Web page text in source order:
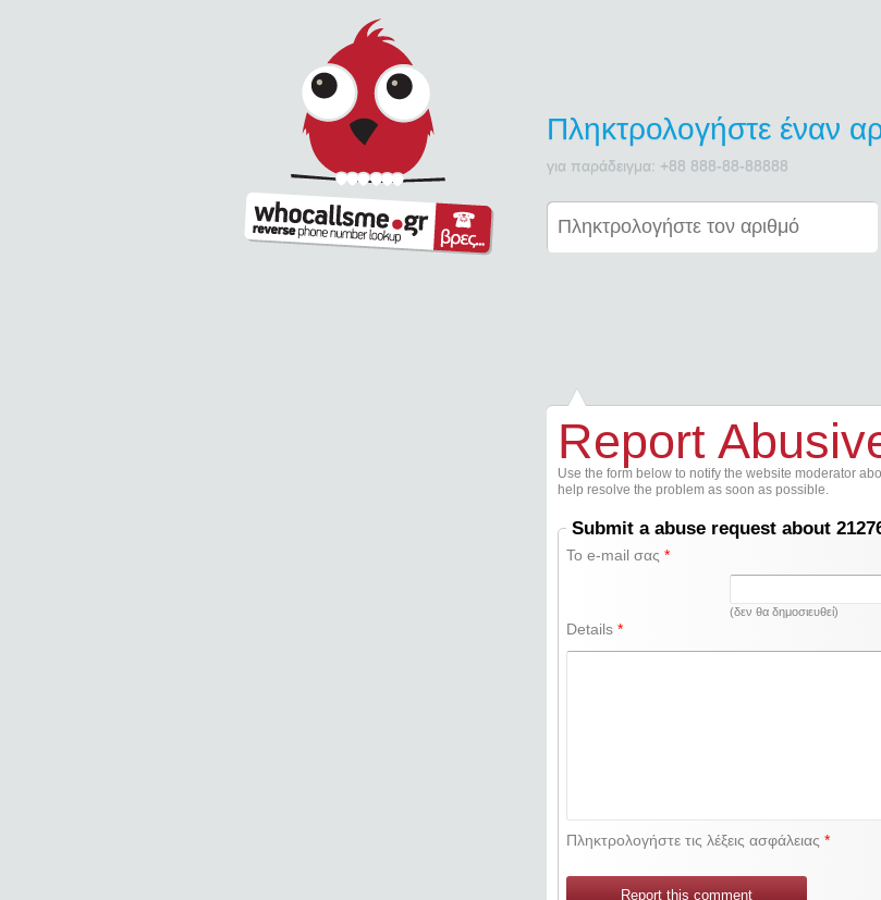
Πληκτρολογήστε έναν
για παράδειγμα: +88 888-88-88888
Report
Use the form below to notify the website moderator
help resolve the problem as soon as possible.
Submit a abuse request about
Το e-mail σας*
(δεν θα δημοσιευθεί)
Details*
Πληκτρολογήστε τις λέξεις ασφάλειας*
Report this comment